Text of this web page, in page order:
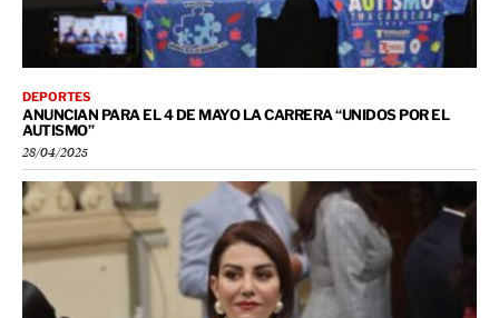
DEPORTES
ANUNCIAN PARA EL 4 DE MAYO LA CARRERA “UNIDOS POR EL
AUTISMO”
28/04/2025